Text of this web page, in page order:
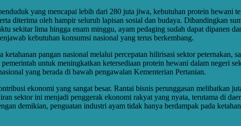
yang mencapai lebih dari 280 juta jiwa, kebutuhan protein hewani
diterima oleh hampir seluruh lapisan sosial dan budaya. Dibandingkan
sekitar lima hingga enam minggu, ayam pedaging sudah dapat dipanen
kebutuhan konsumsi nasional yang terus berkembang.
pangan nasional melalui percepatan hilirisasi sektor peternakan,
untuk meningkatkan ketersediaan protein hewani dalam negeri
yang berada di bawah pengawalan Kementerian Pertanian.
ekonomi yang sangat besar. Rantai bisnis perunggasan melibatkan
sektor ini menjadi penggerak ekonomi rakyat yang nyata, terutama di
demikian, penguatan industri ayam tidak hanya berdampak pada